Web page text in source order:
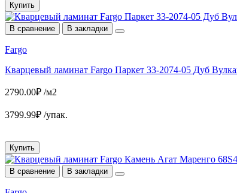
Купить
В сравнение В закладки
Fargo
Кварцевый ламинат Fargo Паркет 33-2074-05 Дуб
2790.00₽ /м2
3799.99₽ /упак.
Купить
В сравнение В закладки